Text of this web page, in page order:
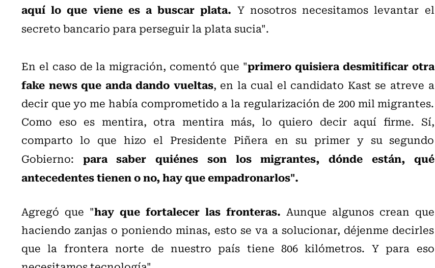
aquí lo que viene es a buscar plata. Y nosotros necesitamos levantar el
secreto bancario para perseguir la plata sucia".
En el caso de la migración, comentó que "primero quisiera desmitificar otra
fake news que anda dando vueltas, en la cual el candidato Kast se atreve a
decir que yo me había comprometido a la regularización de 200 mil migrantes.
Como eso es mentira, otra mentira más, lo quiero decir aquí firme. Sí,
comparto lo que hizo el Presidente Piñera en su primer y su segundo
Gobierno: para saber quiénes son los migrantes, dónde están, qué
antecedentes tienen o no, hay que empadronarlos".
Agregó que "hay que fortalecer las fronteras. Aunque algunos crean que
haciendo zanjas o poniendo minas, esto se va a solucionar, déjenme decirles
que la frontera norte de nuestro país tiene 806 kilómetros. Y para eso